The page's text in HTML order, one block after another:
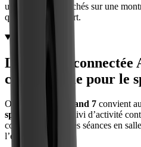
usages clés recherchés sur une
quotidien et le sport.
La montre connectée
convient-elle pour le
Oui, la Amazfit Band 7 convient
sportifs
et à son suivi d’activité
course, le vélo et les séances en
l’entraînement.